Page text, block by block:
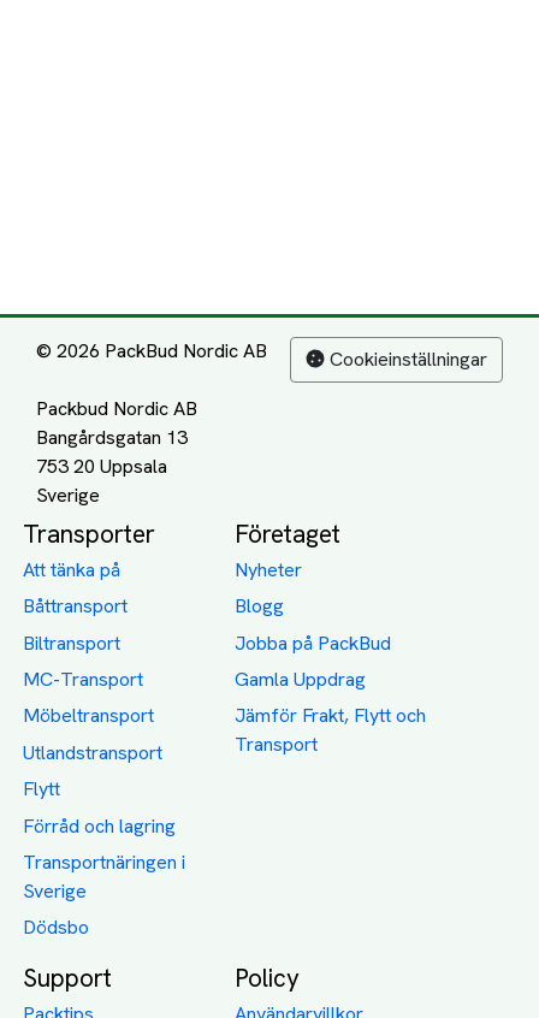
© 2026 PackBud Nordic AB
Packbud Nordic AB
Bangårdsgatan 13
753 20 Uppsala
Cookieinställningar
Transporter
Att tänka på
Båttransport
Biltransport
MC-Transport
Möbeltransport
Utlandstransport
Flytt
Förråd och lagring
Transportnäringen i
Sverige
Dödsbo
Företaget
Nyheter
Blogg
Jobba på PackBud
Gamla Uppdrag
Jämför Frakt, Flytt och
Transport
Support Policy